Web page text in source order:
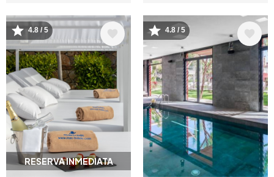
RESERVA INMEDIATA
Image
4.8 / 5 Image
4.8 / 5